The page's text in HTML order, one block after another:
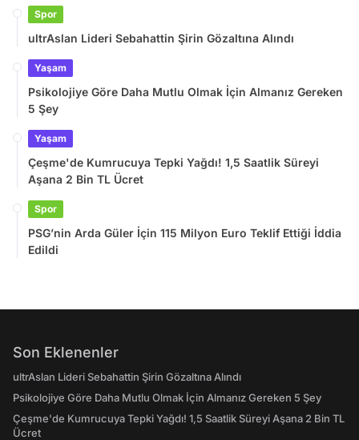
Spor
ultrAslan Lideri Sebahattin Şirin Gözaltına Alındı
Yaşam
Psikolojiye Göre Daha Mutlu Olmak İçin Almanız Gereken
5 Şey
Yaşam
Çeşme'de Kumrucuya Tepki Yağdı! 1,5 Saatlik Süreyi
Aşana 2 Bin TL Ücret
Spor
PSG’nin Arda Güler İçin 115 Milyon Euro Teklif Ettiği İddia
Edildi
Son Eklenenler
ultrAslan Lideri Sebahattin Şirin Gözaltına Alındı
Psikolojiye Göre Daha Mutlu Olmak İçin Almanız Gereken 5 Şey
Çeşme'de Kumrucuya Tepki Yağdı! 1,5 Saatlik Süreyi Aşana 2 Bin TL
Ücret